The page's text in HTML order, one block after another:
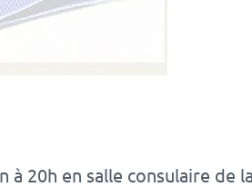
20h en salle consulaire de